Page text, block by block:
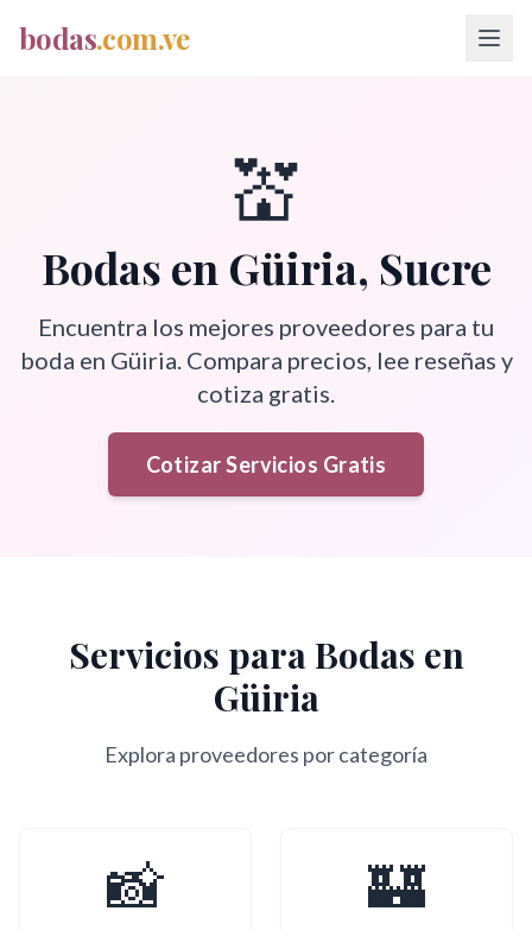
bodas.com.ve
💒
Bodas en Güiria, Sucre
Encuentra los mejores proveedores para tu
boda en Güiria. Compara precios, lee reseñas y
cotiza gratis.
Cotizar Servicios Gratis
Servicios para Bodas en
Güiria
Explora proveedores por categoría
📸 🏰